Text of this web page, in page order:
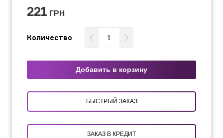
221 ГРН
Количество
Добавить в корзину
БЫСТРЫЙ ЗАКАЗ
ЗАКАЗ В КРЕДИТ